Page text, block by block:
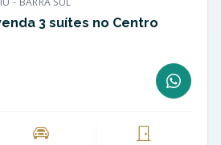
3 suítes no Centro